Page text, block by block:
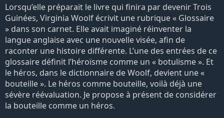
Lorsqu’elle préparait le livre qui finira par devenir Trois
Guinées, Virginia Woolf écrivit une rubrique « Glossaire
» dans son carnet. Elle avait imaginé réinventer la
langue anglaise avec une nouvelle visée, afin de
raconter une histoire différente. L’une des entrées de ce
glossaire définit l’héroïsme comme un « botulisme ». Et
le héros, dans le dictionnaire de Woolf, devient une «
bouteille ». Le héros comme bouteille, voilà déjà une
sévère réévaluation. Je propose à présent de considérer
la bouteille comme un héros.